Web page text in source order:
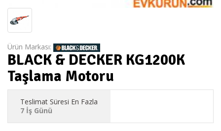
Ürün Markası:
BLACK & DECKER KG1200K
Taşlama Motoru
Teslimat Süresi En Fazla
7 İş Günü